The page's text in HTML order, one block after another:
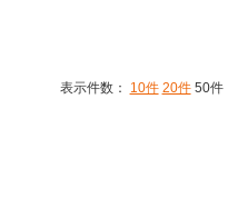
表示件数： 10件 20件50件